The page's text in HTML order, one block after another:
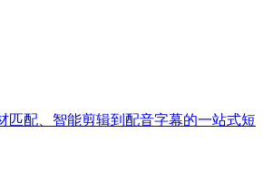
匹配、智能剪辑到配音字幕的一站式短